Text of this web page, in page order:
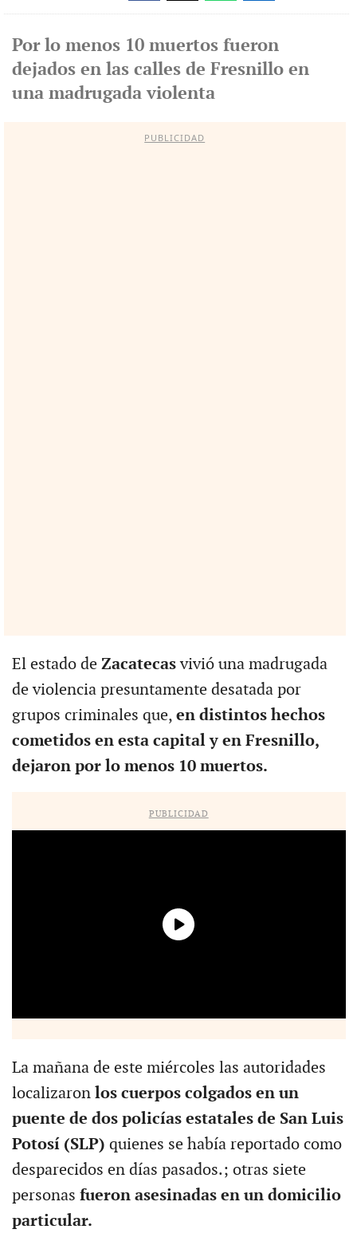
Por lo menos 10 muertos fueron
dejados en las calles de Fresnillo en
una madrugada violenta
PUBLICIDAD
El estado de Zacatecasvivió una madrugada
de violencia presuntamente desatada por
grupos criminales que, en distintos hechos
cometidos en esta capital y en Fresnillo,
dejaron por lo menos 10 muertos.
PUBLICIDAD
La mañana de este miércoles las autoridades
localizaronlos cuerpos colgados en un
puente de dos policías estatales de San Luis
Potosí (SLP) quienes se había reportado como
desparecidos en días pasados.; otras siete
personas fueron asesinadas en un domicilio
particular.